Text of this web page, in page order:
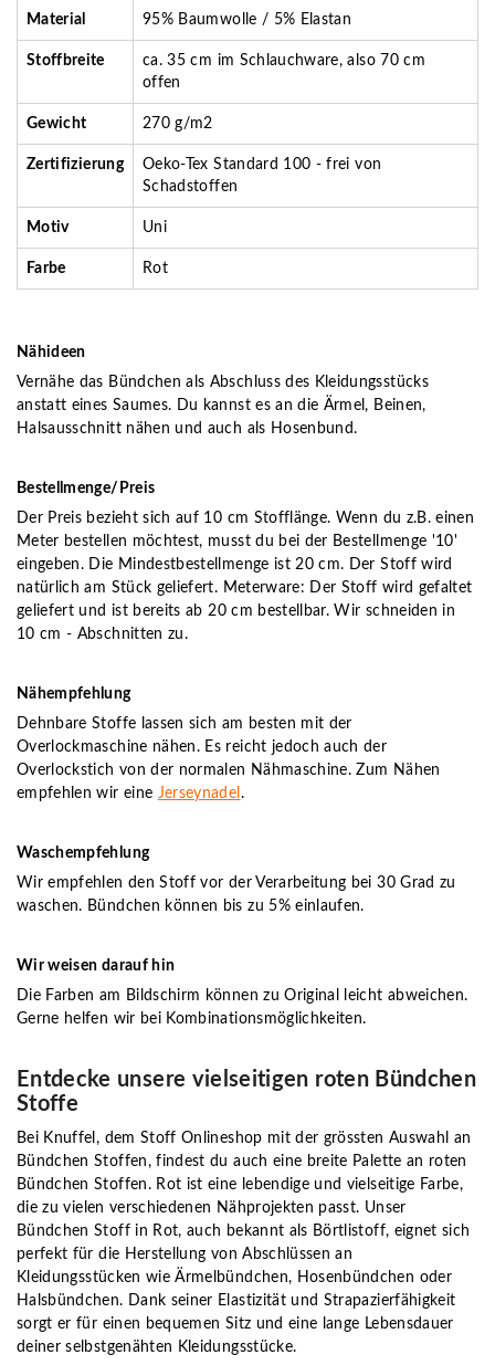
Material 95% Baumwolle / 5% Elastan
Stoffbreite
ca. 35 cm im Schlauchware, also 70 cm
offen
Gewicht 270 g/m2
Zertifizierung
Oeko-Tex Standard 100 - frei von
Schadstoffen
Motiv Uni
Farbe Rot
Nähideen
Vernähe das Bündchen als Abschluss des Kleidungsstücks
anstatt eines Saumes. Du kannst es an die Ärmel, Beinen,
Halsausschnitt nähen und auch als Hosenbund.
Bestellmenge/Preis
Der Preis bezieht sich auf 10 cm Stofflänge. Wenn du z.B. einen
Meter bestellen möchtest, musst du bei der Bestellmenge '10'
eingeben. Die Mindestbestellmenge ist 20 cm. Der Stoff wird
natürlich am Stück geliefert. Meterware: Der Stoff wird gefaltet
geliefert und ist bereits ab 20 cm bestellbar. Wir schneiden in
10 cm - Abschnitten zu.
Nähempfehlung
Dehnbare Stoffe lassen sich am besten mit der
Overlockmaschine nähen. Es reicht jedoch auch der
Overlockstich von der normalen Nähmaschine. Zum Nähen
empfehlen wir eine Jerseynadel .
Waschempfehlung
Wir empfehlen den Stoff vor der Verarbeitung bei 30 Grad zu
waschen. Bündchen können bis zu 5% einlaufen.
Wir weisen darauf hin
Die Farben am Bildschirm können zu Original leicht abweichen.
Gerne helfen wir bei Kombinationsmöglichkeiten.
Entdecke unsere vielseitigen roten Bündchen
Stoffe
Bei Knuffel, dem Stoff Onlineshop mit der grössten Auswahl an
Bündchen Stoffen, findest du auch eine breite Palette an roten
Bündchen Stoffen. Rot ist eine lebendige und vielseitige Farbe,
die zu vielen verschiedenen Nähprojekten passt. Unser
Bündchen Stoff in Rot, auch bekannt als Börtlistoff, eignet sich
perfekt für die Herstellung von Abschlüssen an
Kleidungsstücken wie Ärmelbündchen, Hosenbündchen oder
Halsbündchen. Dank seiner Elastizität und Strapazierfähigkeit
sorgt er für einen bequemen Sitz und eine lange Lebensdauer
deiner selbstgenähten Kleidungsstücke.